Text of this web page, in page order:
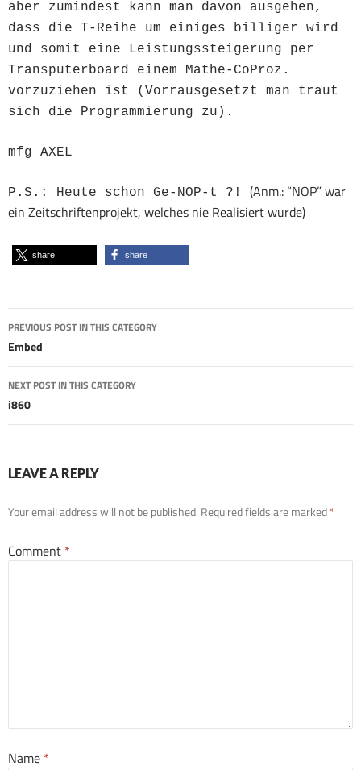
aber zumindest kann man davon ausgehen,
dass die T-Reihe um einiges billiger wird
und somit eine Leistungssteigerung per
Transputerboard einem Mathe-CoProz.
vorzuziehen ist (Vorrausgesetzt man traut
sich die Programmierung zu).
mfg AXEL
P.S.: Heute schon Ge-NOP-t ?! (Anm.: “NOP” war
ein Zeitschriftenprojekt, welches nie Realisiert wurde)
share share
Post
navigation
PREVIOUS POST IN THIS CATEGORY
Embed
NEXT POST IN THIS CATEGORY
i860
LEAVE A REPLY
Your email address will not be published. Required fields are marked*
Comment *
Name *